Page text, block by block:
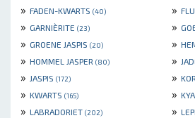
» FADEN-KWARTS (40) »
» GARNIÈRITE (23) »
» GROENE JASPIS (20) »
» HOMMEL JASPER (80) »
» JASPIS (172) »
» KWARTS (165) »
» LABRADORIET (202) »